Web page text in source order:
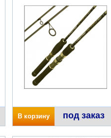
В корзину под заказ